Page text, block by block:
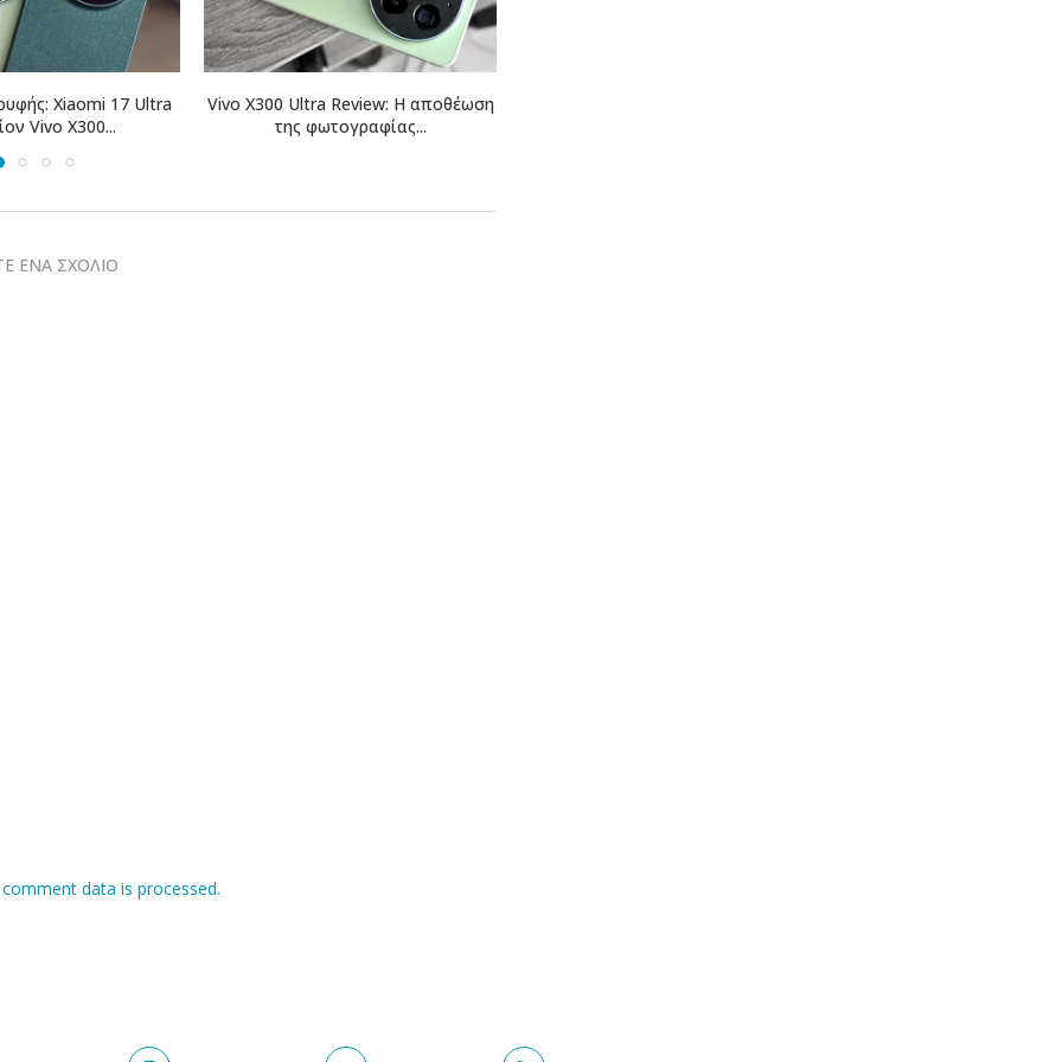
Ultra Review: Η αποθέωση
φωτογραφίας...
Oppo Reno 16 Pro Review: Όταν οι
κορυφαίες...
ΕΝΑ ΣΧΟΛΙΟ
data is processed.